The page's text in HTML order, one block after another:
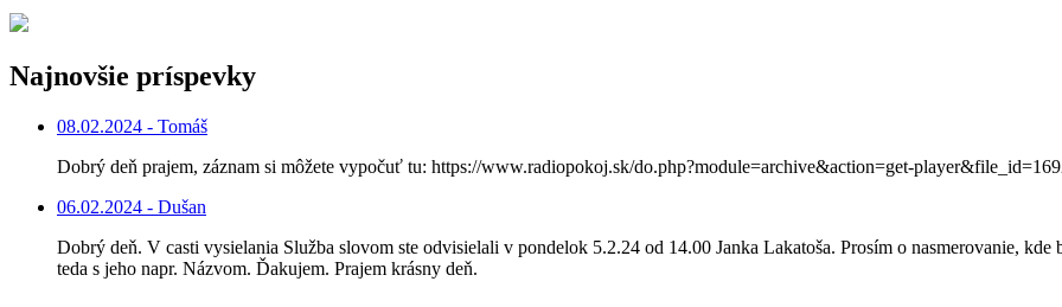
Najnovšie príspevky
08.02.2024 - Tomáš
Dobrý deň prajem, záznam si môžete vypočuť tu: https://www.radiopokoj.sk/do.php?module=archive&action=get-
06.02.2024 - Dušan
Dobrý deň. V casti vysielania Služba slovom ste odvisielali v pondelok 5.2.24 od 14.00 Janka Lakatoša. Prosím o nasmerovanie,
teda s jeho napr. Názvom. Ďakujem. Prajem krásny deň.